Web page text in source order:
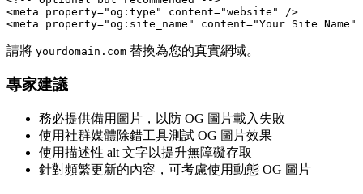
<meta property="og:type" content="website" />
<meta property="og:site_name" content="Your Site Name"
請將 yourdomain.com 替換為您的真實網域。
專家建議
務必提供備用圖片，以防 OG 圖片載入失敗
使用社群媒體除錯工具測試 OG 圖片效果
使用描述性 alt 文字以提升無障礙存取
針對頻繁更新的內容，可考慮使用動態 OG 圖片